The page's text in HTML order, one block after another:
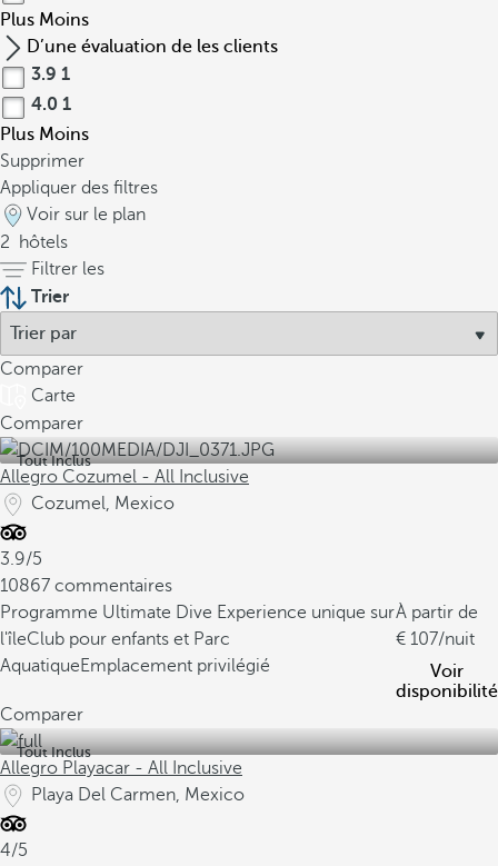
Plus Moins
D’une évaluation de les clients
3.9 1
4.0 1
Plus Moins
Supprimer
Appliquer des filtres
Voir sur le plan
2
hôtels
Filtrer les
Trier
Comparer
Carte
Comparer
Tout Inclus
Allegro Cozumel - All Inclusive
Cozumel, Mexico
3.9/5
10867 commentaires
Programme Ultimate Dive Experience unique sur
l'îleClub pour enfants et Parc
AquatiqueEmplacement privilégié
À partir de
107/nuit
Voir
disponibilité
Comparer
Tout Inclus
Allegro Playacar - All Inclusive
Playa Del Carmen, Mexico
4/5